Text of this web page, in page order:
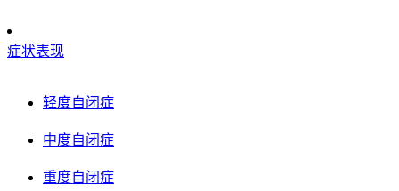
症状表现
轻度自闭症
中度自闭症
重度自闭症